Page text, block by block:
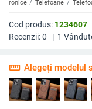
Telefoane
Cod produs: 1234607
Recenzii:0 | 1
straighten Alegeți modelul